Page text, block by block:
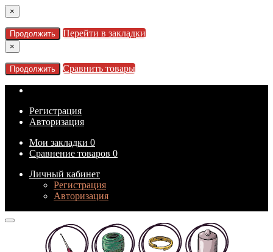
×
Продолжить Перейти в закладки
×
Продолжить Сравнить товары
Регистрация
Авторизация
Мои закладки 0
Сравнение товаров 0
Личный кабинет
Регистрация
Авторизация